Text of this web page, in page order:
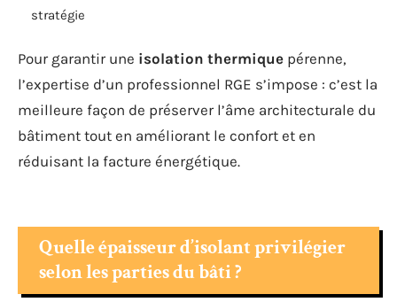
stratégie
Pour garantir une isolation thermique pérenne,
l’expertise d’un professionnel RGE s’impose : c’est la
meilleure façon de préserver l’âme architecturale du
bâtiment tout en améliorant le confort et en
réduisant la facture énergétique.
Quelle épaisseur d’isolant privilégier
selon les parties du bâti ?